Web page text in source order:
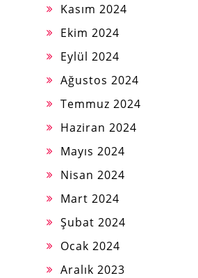
Kasım 2024
Ekim 2024
Eylül 2024
Ağustos 2024
Temmuz 2024
Haziran 2024
Mayıs 2024
Nisan 2024
Mart 2024
Şubat 2024
Ocak 2024
Aralık 2023